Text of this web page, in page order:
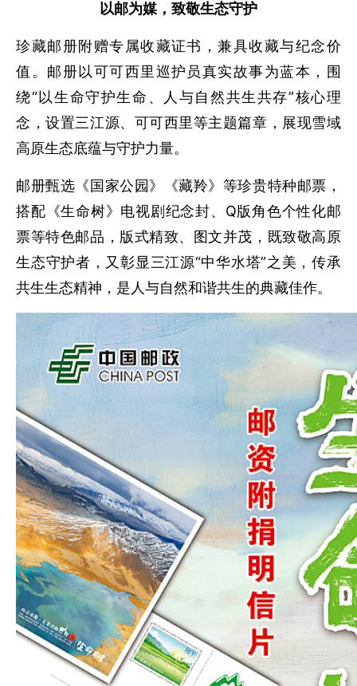
以邮为媒，致敬生态守护
珍藏邮册附赠专属收藏证书，兼具收藏与纪念价
值。邮册以可可西里巡护员真实故事为蓝本，围
绕“以生命守护生命、人与自然共生共存”核心理
念，设置三江源、可可西里等主题篇章，展现雪域
高原生态底蕴与守护力量。
邮册甄选《国家公园》《藏羚》等珍贵特种邮票，
搭配《生命树》电视剧纪念封、Q版角色个性化邮
票等特色邮品，版式精致、图文并茂，既致敬高原
生态守护者，又彰显三江源“中华水塔”之美，传承
共生生态精神，是人与自然和谐共生的典藏佳作。